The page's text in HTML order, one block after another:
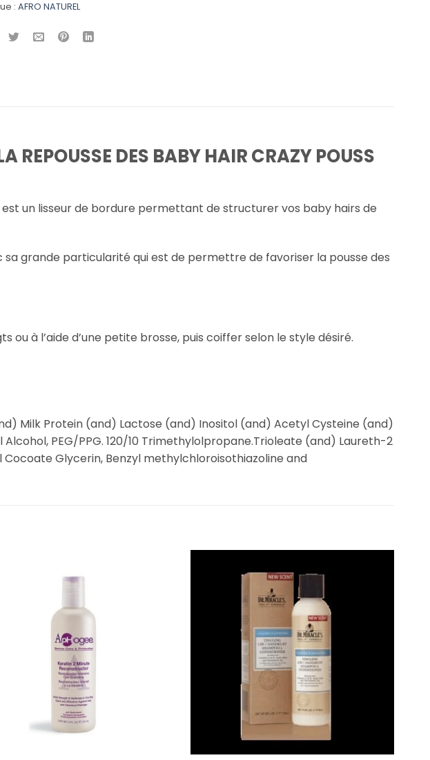
: AFRO NATUREL
REPOUSSE DES BABY HAIR CRAZY POUSS
est un lisseur de bordure permettant de structurer vos baby hairs de
sa grande particularité qui est de permettre de favoriser la pousse des
ou à l’aide d’une petite brosse, puis coiffer selon le style désiré.
Milk Protein (and) Lactose (and) Inositol (and) Acetyl Cysteine (and)
PEG/PPG. 120/10 Trimethylolpropane.Trioleate (and) Laureth-2
Glycerin, Benzyl methylchloroisothiazoline and